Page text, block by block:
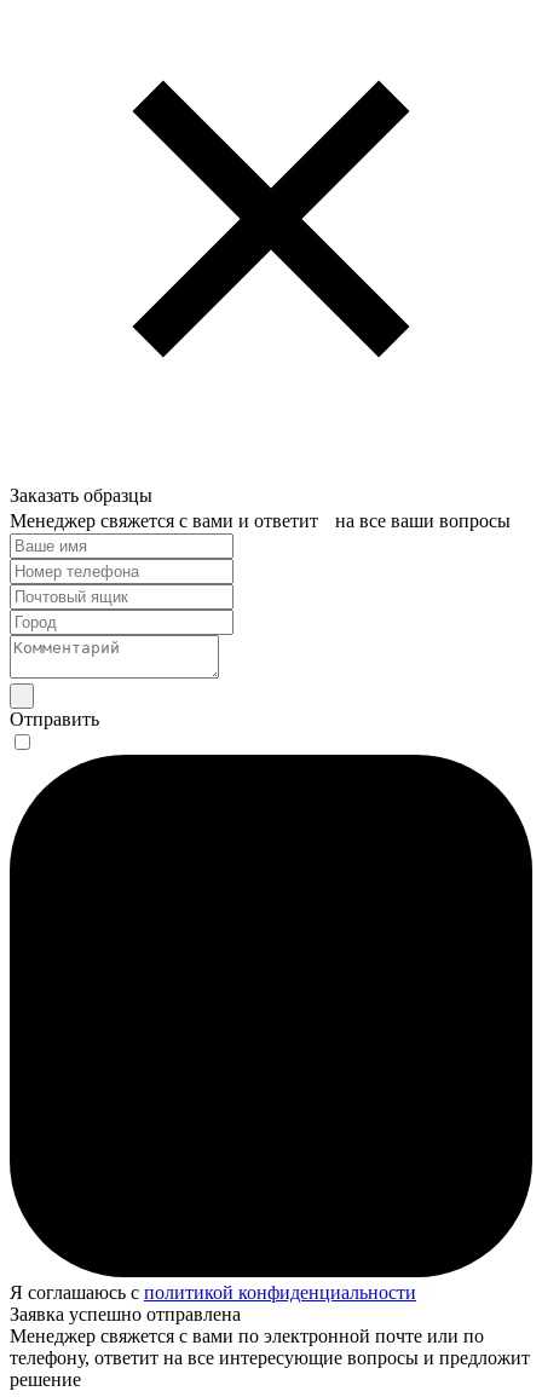
Заказать образцы
Менеджер свяжется с вами и ответит на все ваши вопросы
Отправить
Я соглашаюсь с политикой конфиденциальности
Заявка успешно отправлена
Менеджер свяжется с вами по электронной почте или по
телефону, ответит на все интересующие вопросы и предложит
решение